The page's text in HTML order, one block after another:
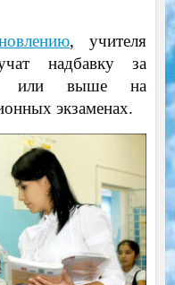
, учителя
надбавку за
или выше на
экзаменах.